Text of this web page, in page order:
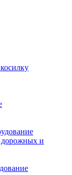
дорожных и